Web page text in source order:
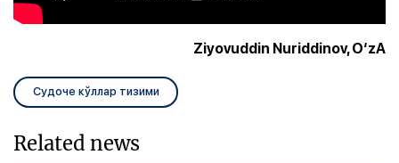
Ziyovuddin Nuriddinov, O‘zA
Судоче кўллар тизими
Related news